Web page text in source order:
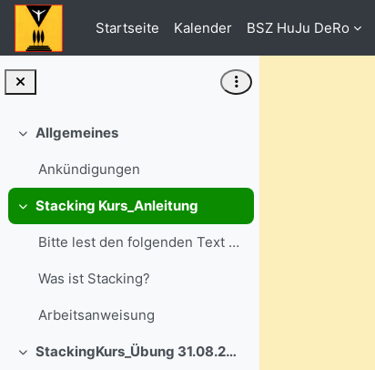
Zum Hauptinhalt
Startseite
Kalender BSZ HuJu DeRo
Einklappen
Allgemeines
Ankündigungen
Einklappen
Stacking Kurs_Anleitung
Bitte lest den folgenden Text durch
Was ist Stacking?
Arbeitsanweisung
Einklappen StackingKurs_Übung 31.08.2020